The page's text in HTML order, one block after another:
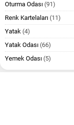
Oturma Odası (91)
Renk Kartelaları (11)
Yatak (4)
Yatak Odası (66)
Yemek Odası (5)